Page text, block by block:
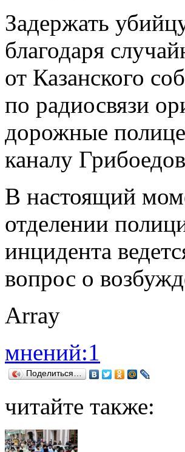
Задержать
благодаря
от Казанского
по радиосвязи
дорожные
каналу
В настоящий
отделении
инцидента
вопрос о
Array
мнений:1
Поделиться…
читайте также: